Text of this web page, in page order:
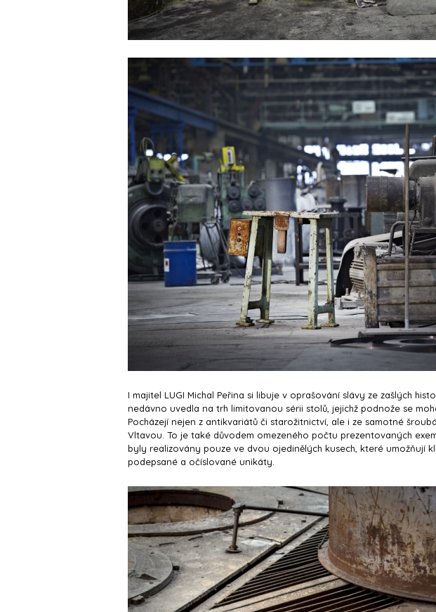
I majitel LUGI Michal Peřina si libuje v oprašování slávy ze zašlých
nedávno uvedla na trh limitovanou sérii stolů, jejichž podnože se
Pocházejí nejen z antikvariátů či starožitnictví, ale i ze samotné
Vltavou. To je také důvodem omezeného počtu prezentovaných
byly realizovány pouze ve dvou ojedinělých kusech, které umožňují
podepsané a očíslované unikáty.